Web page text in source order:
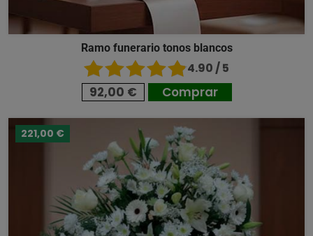
Ramo funerario tonos blancos
4.90 / 5
92,00 € Comprar
221,00 €